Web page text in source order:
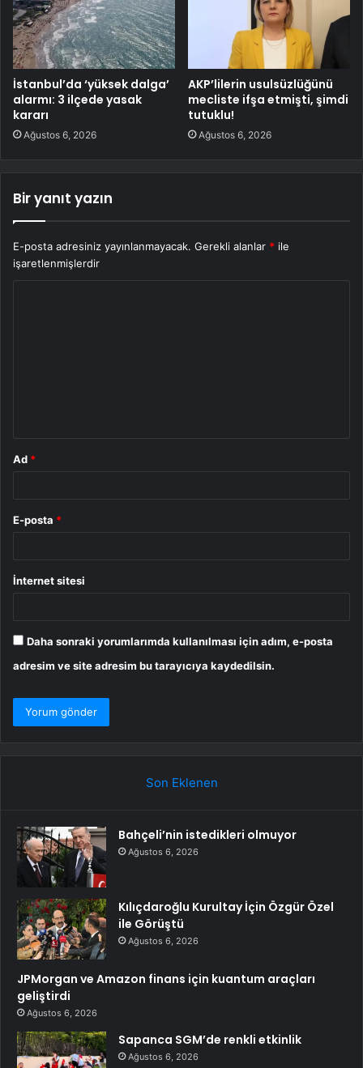
İstanbul’da ‘yüksek dalga’
alarmı: 3 ilçede yasak
kararı
Ağustos 6, 2026
AKP’lilerin usulsüzlüğünü
mecliste ifşa etmişti, şimdi
tutuklu!
Ağustos 6, 2026
Bir yanıt yazın
E-posta adresiniz yayınlanmayacak. Gerekli alanlar * ile
işaretlenmişlerdir
Ad *
E-posta *
İnternet sitesi
Daha sonraki yorumlarımda kullanılması için adım, e-posta
adresim ve site adresim bu tarayıcıya kaydedilsin.
Son Eklenen
Bahçeli’nin istedikleri olmuyor
Ağustos 6, 2026
Kılıçdaroğlu Kurultay İçin Özgür Özel
ile Görüştü
Ağustos 6, 2026
JPMorgan ve Amazon finans için kuantum araçları
geliştirdi
Ağustos 6, 2026
Sapanca SGM’de renkli etkinlik
Ağustos 6, 2026